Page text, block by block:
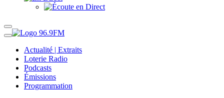
Actualité | Extraits
Loterie Radio
Podcasts
Émissions
Programmation